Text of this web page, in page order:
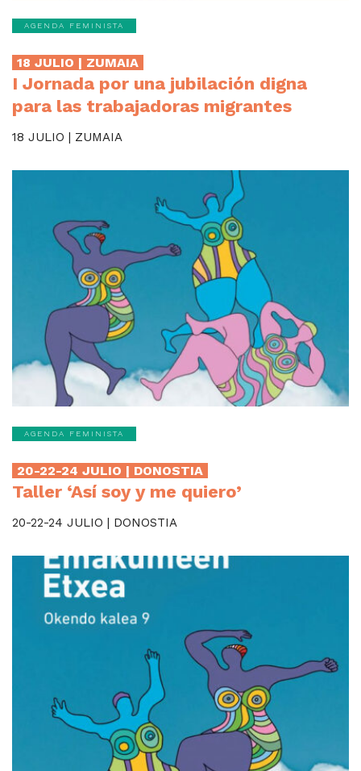
AGENDA FEMINISTA
18 JULIO | ZUMAIA
I Jornada por una jubilación digna
para las trabajadoras migrantes
18 JULIO | ZUMAIA
AGENDA FEMINISTA
20-22-24 JULIO | DONOSTIA
Taller ‘Así soy y me quiero’
20-22-24 JULIO | DONOSTIA